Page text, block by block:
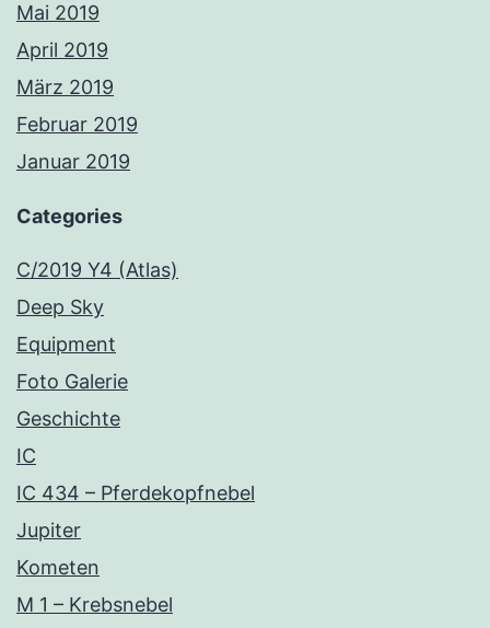
Mai 2019
April 2019
März 2019
Februar 2019
Januar 2019
Categories
C/2019 Y4 (Atlas)
Deep Sky
Equipment
Foto Galerie
Geschichte
IC
IC 434 – Pferdekopfnebel
Jupiter
Kometen
M 1 – Krebsnebel